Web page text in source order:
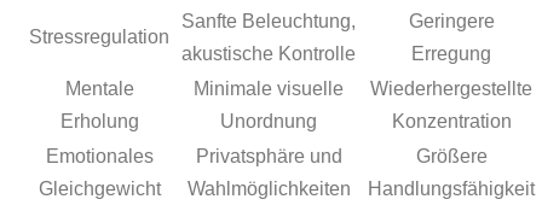
Stressregulation
Sanfte Beleuchtung,
akustische Kontrolle
Geringere
Erregung
Mentale
Erholung
Minimale visuelle
Unordnung
Wiederhergestellte
Konzentration
Emotionales
Gleichgewicht
Privatsphäre und
Wahlmöglichkeiten
Größere
Handlungsfähigkeit